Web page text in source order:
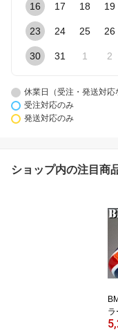
16 17 18 19
23 24 25 26
30 31 1 2
休業日（受注・発送対応
受注対応のみ
発送対応のみ
ショップ内の注目商
ラ
ッ